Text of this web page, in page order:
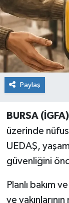
Paylaş
BURSA
üzerinde
UEDAŞ,
güvenliğini
Planlı bakım
ve